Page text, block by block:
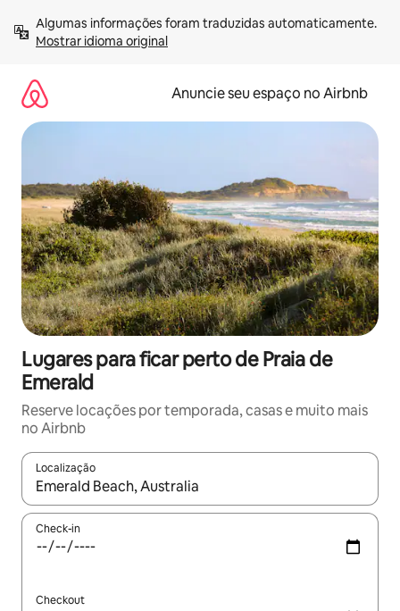
para
Mostrar idioma original
Anuncie seu espaço no Airbnb
Lugares para ficar perto de Praia de
Emerald
Reserve locações por temporada, casas e muito mais
no Airbnb
Localização
Quando os resultados estiverem disponíveis, explore-os
Check-in
Checkout